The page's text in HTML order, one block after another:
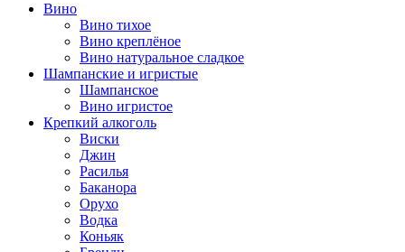
Вино
Вино тихое
Вино креплёное
Вино натуральное сладкое
Шампанские и игристые
Шампанское
Вино игристое
Крепкий алкоголь
Виски
Джин
Расилья
Баканора
Орухо
Водка
Коньяк